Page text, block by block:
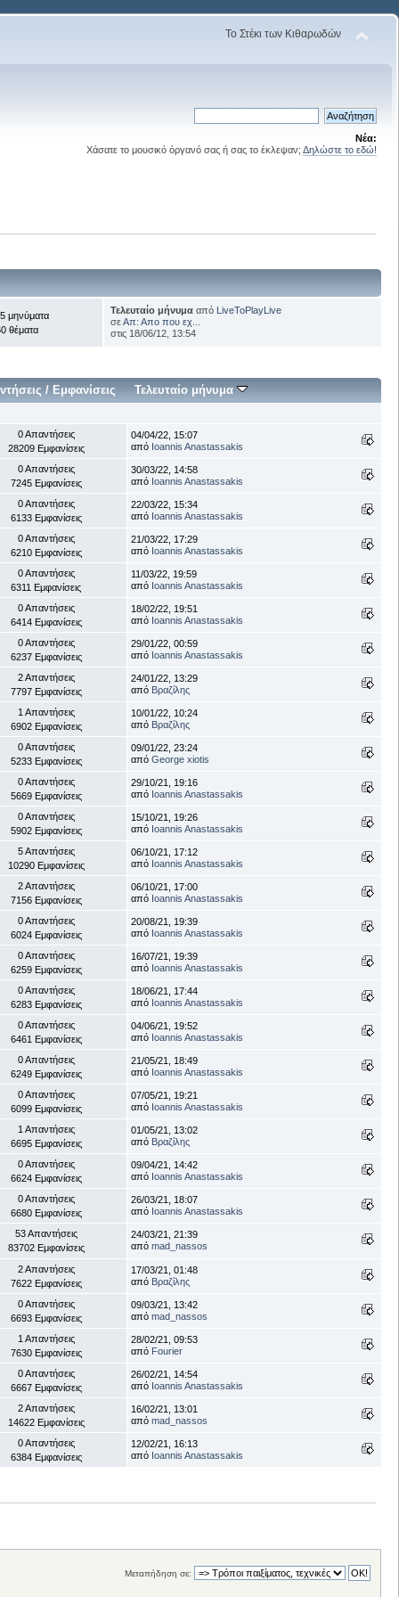
Το Στέκι των Κιθαρωδών
Νέα:
Χάσατε το μουσικό όργανό σας ή σας το έκλεψαν; Δηλώστε το εδώ!
μηνύματα
θέματα
Τελευταίο μήνυμα από LiveToPlayLive
σεΑπ: Απο που εχ...
στις 18/06/12, 13:54
/ Εμφανίσεις Τελευταίο μήνυμα
0 Απαντήσεις
28209 Εμφανίσεις
04/04/22, 15:07
από Ioannis Anastassakis
0 Απαντήσεις
7245 Εμφανίσεις
30/03/22, 14:58
από Ioannis Anastassakis
0 Απαντήσεις
6133 Εμφανίσεις
22/03/22, 15:34
από Ioannis Anastassakis
0 Απαντήσεις
6210 Εμφανίσεις
21/03/22, 17:29
από Ioannis Anastassakis
0 Απαντήσεις
6311 Εμφανίσεις
11/03/22, 19:59
από Ioannis Anastassakis
0 Απαντήσεις
6414 Εμφανίσεις
18/02/22, 19:51
από Ioannis Anastassakis
0 Απαντήσεις
6237 Εμφανίσεις
29/01/22, 00:59
από Ioannis Anastassakis
2 Απαντήσεις
7797 Εμφανίσεις
24/01/22, 13:29
από Βραζίλης
1 Απαντήσεις
6902 Εμφανίσεις
10/01/22, 10:24
από Βραζίλης
0 Απαντήσεις
5233 Εμφανίσεις
09/01/22, 23:24
από George xiotis
0 Απαντήσεις
5669 Εμφανίσεις
29/10/21, 19:16
από Ioannis Anastassakis
0 Απαντήσεις
5902 Εμφανίσεις
15/10/21, 19:26
από Ioannis Anastassakis
5 Απαντήσεις
10290 Εμφανίσεις
06/10/21, 17:12
από Ioannis Anastassakis
2 Απαντήσεις
7156 Εμφανίσεις
06/10/21, 17:00
από Ioannis Anastassakis
0 Απαντήσεις
6024 Εμφανίσεις
20/08/21, 19:39
από Ioannis Anastassakis
0 Απαντήσεις
6259 Εμφανίσεις
16/07/21, 19:39
από Ioannis Anastassakis
0 Απαντήσεις
6283 Εμφανίσεις
18/06/21, 17:44
από Ioannis Anastassakis
0 Απαντήσεις
6461 Εμφανίσεις
04/06/21, 19:52
από Ioannis Anastassakis
0 Απαντήσεις
6249 Εμφανίσεις
21/05/21, 18:49
από Ioannis Anastassakis
0 Απαντήσεις
6099 Εμφανίσεις
07/05/21, 19:21
από Ioannis Anastassakis
1 Απαντήσεις
6695 Εμφανίσεις
01/05/21, 13:02
από Βραζίλης
0 Απαντήσεις
6624 Εμφανίσεις
09/04/21, 14:42
από Ioannis Anastassakis
0 Απαντήσεις
6680 Εμφανίσεις
26/03/21, 18:07
από Ioannis Anastassakis
53 Απαντήσεις
83702 Εμφανίσεις
24/03/21, 21:39
από mad_nassos
2 Απαντήσεις
7622 Εμφανίσεις
17/03/21, 01:48
από Βραζίλης
0 Απαντήσεις
6693 Εμφανίσεις
09/03/21, 13:42
από mad_nassos
1 Απαντήσεις
7630 Εμφανίσεις
28/02/21, 09:53
από Fourier
0 Απαντήσεις
6667 Εμφανίσεις
26/02/21, 14:54
από Ioannis Anastassakis
2 Απαντήσεις
14622 Εμφανίσεις
16/02/21, 13:01
από mad_nassos
0 Απαντήσεις
6384 Εμφανίσεις
12/02/21, 16:13
από Ioannis Anastassakis
Μεταπήδηση σε: